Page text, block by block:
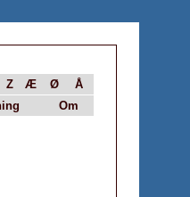
Z Æ Ø
Å
Om